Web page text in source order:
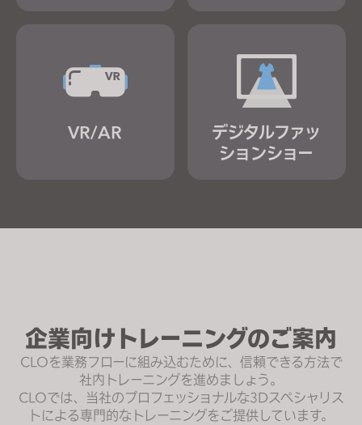
VR/AR
デジタルファッ
ションショー
企業向けトレーニングのご案内
CLOを業務フローに組み込むために、信頼できる方法で
社内トレーニングを進めましょう。
CLOでは、当社のプロフェッショナルな3Dスペシャリス
トによる専門的なトレーニングをご提供しています。